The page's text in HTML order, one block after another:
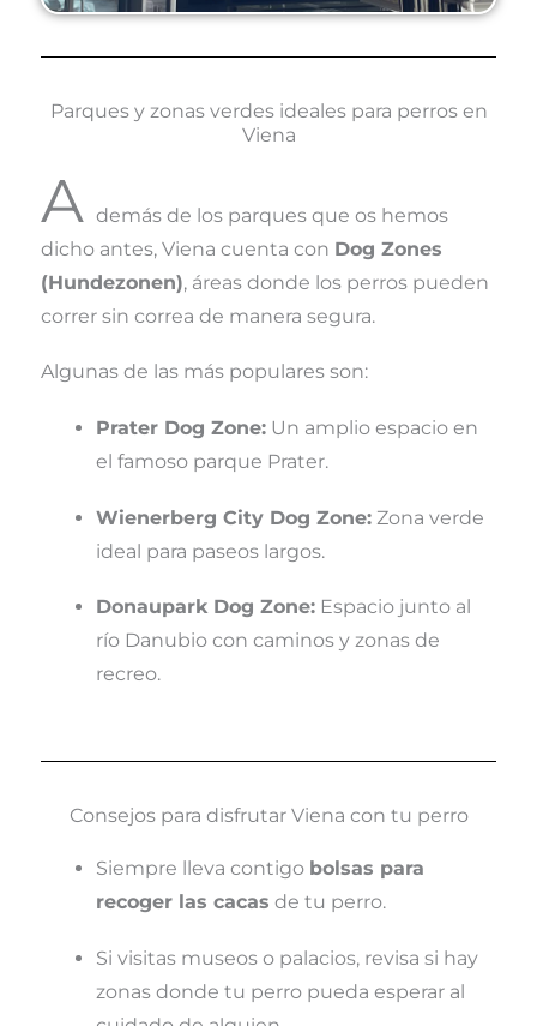
Parques y zonas verdes ideales para perros en
Viena
A demás de los parques que os hemos
dicho antes, Viena cuenta con Dog Zones
(Hundezonen), áreas donde los perros pueden
correr sin correa de manera segura.
Algunas de las más populares son:
Prater Dog Zone: Un amplio espacio en
el famoso parque Prater.
Wienerberg City Dog Zone: Zona verde
ideal para paseos largos.
Donaupark Dog Zone: Espacio junto al
río Danubio con caminos y zonas de
recreo.
Consejos para disfrutar Viena con tu perro
Siempre lleva contigo bolsas para
recoger las cacas de tu perro.
Si visitas museos o palacios, revisa si hay
zonas donde tu perro pueda esperar al